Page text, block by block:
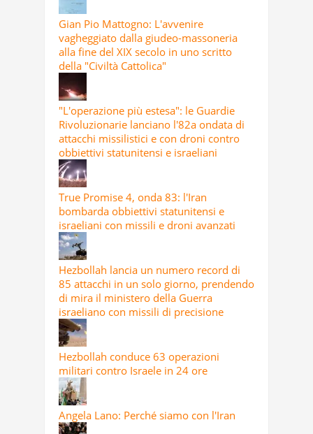
Gian Pio Mattogno: L'avvenire
vagheggiato dalla giudeo-massoneria
alla fine del XIX secolo in uno scritto
della "Civiltà Cattolica"
"L'operazione più estesa": le Guardie
Rivoluzionarie lanciano l'82a ondata di
attacchi missilistici e con droni contro
obbiettivi statunitensi e israeliani
True Promise 4, onda 83: l'Iran
bombarda obbiettivi statunitensi e
israeliani con missili e droni avanzati
Hezbollah lancia un numero record di
85 attacchi in un solo giorno, prendendo
di mira il ministero della Guerra
israeliano con missili di precisione
Hezbollah conduce 63 operazioni
militari contro Israele in 24 ore
Angela Lano: Perché siamo con l'Iran